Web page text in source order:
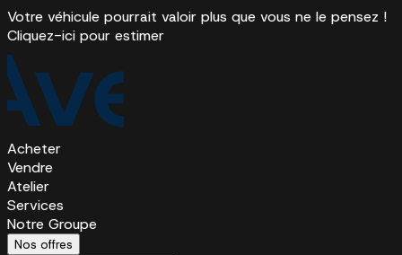
Votre véhicule pourrait valoir plus que vous ne le pensez !
Cliquez-ici pour estimer
Acheter
Vendre
Atelier
Services
Notre Groupe
Nos offres